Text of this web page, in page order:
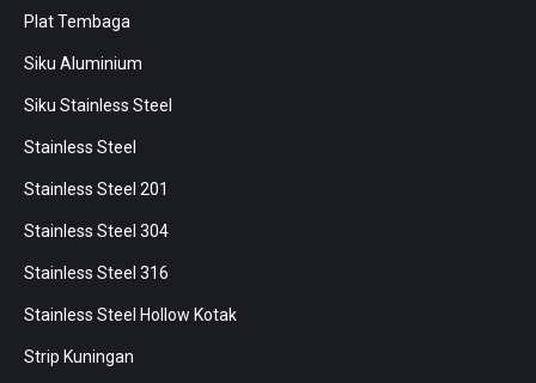
Plat Tembaga
Siku Aluminium
Siku Stainless Steel
Stainless Steel
Stainless Steel 201
Stainless Steel 304
Stainless Steel 316
Stainless Steel Hollow Kotak
Strip Kuningan